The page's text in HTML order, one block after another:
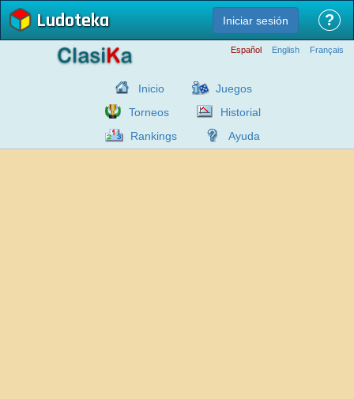
Ludoteka Iniciar sesión ?
Español English Français
Inicio
Juegos
Torneos
Historial
Rankings
Ayuda